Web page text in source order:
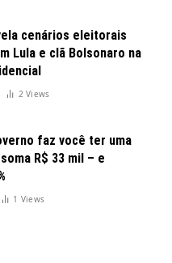
cenários eleitorais
Lula e clã Bolsonaro na
2Views
faz você ter uma
R$ 33 mil – e
1 Views